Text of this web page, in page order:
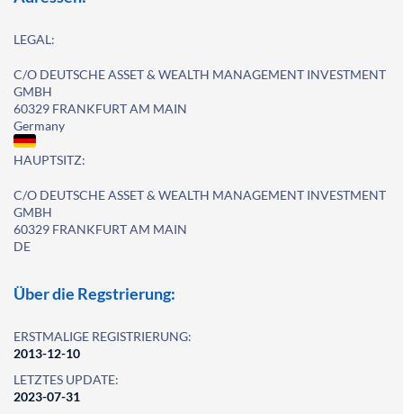
LEGAL:
C/O DEUTSCHE ASSET & WEALTH MANAGEMENT INVESTMENT
GMBH
60329 FRANKFURT AM MAIN
Germany
HAUPTSITZ:
C/O DEUTSCHE ASSET & WEALTH MANAGEMENT INVESTMENT
GMBH
60329 FRANKFURT AM MAIN
DE
Über die Regstrierung:
ERSTMALIGE REGISTRIERUNG:
2013-12-10
LETZTES UPDATE:
2023-07-31